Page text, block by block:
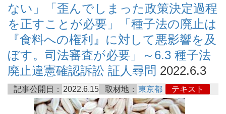
ない」「歪んでしまった政策決定過程
を正すことが必要」「種子法の廃止は
『食料への権利』に対して悪影響を及
ぼす。司法審査が必要」～6.3 種子法
廃止違憲確認訴訟 証人尋問 2022.6.3
記事公開日： 2022.6.15 取材地： 東京都 テキスト